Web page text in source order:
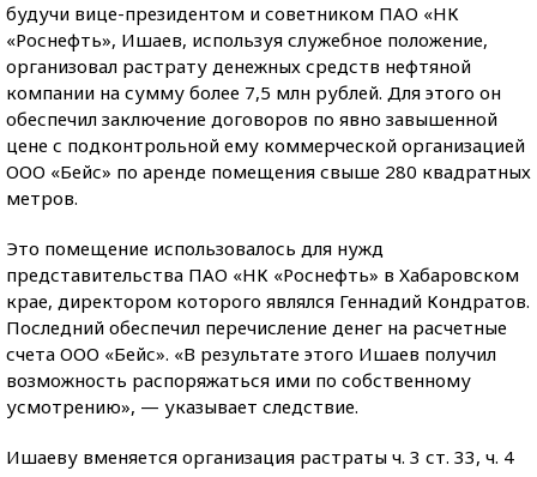
будучи вице-президентом и советником ПАО «НК
«Роснефть», Ишаев, используя служебное положение,
организовал растрату денежных средств нефтяной
компании на сумму более 7,5 млн рублей. Для этого он
обеспечил заключение договоров по явно завышенной
цене с подконтрольной ему коммерческой организацией
ООО «Бейс» по аренде помещения свыше 280 квадратных
метров.
Это помещение использовалось для нужд
представительства ПАО «НК «Роснефть» в Хабаровском
крае, директором которого являлся Геннадий Кондратов.
Последний обеспечил перечисление денег на расчетные
счета ООО «Бейс». «В результате этого Ишаев получил
возможность распоряжаться ими по собственному
усмотрению», — указывает следствие.
Ишаеву вменяется организация растраты ч. 3 ст. 33, ч. 4